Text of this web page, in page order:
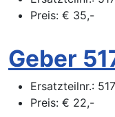
Preis: € 35,-
Geber
Ersatzteilnr.:
Preis: € 22,-